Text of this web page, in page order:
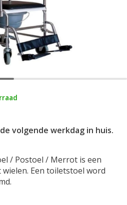
volgende werkdag in huis.
/ Postoel / Merrot is een
Een toiletstoel word